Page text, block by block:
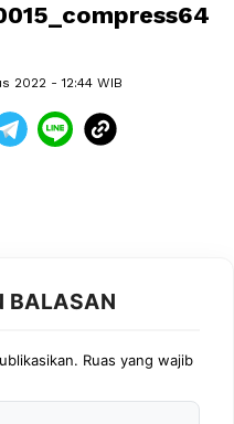
2022 - 12:44 WIB
BALASAN
Ruas yang wajib